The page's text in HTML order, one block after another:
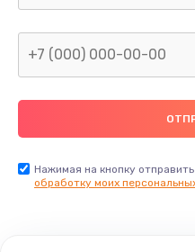
Замена
Нажимая на кнопку
обработку моих